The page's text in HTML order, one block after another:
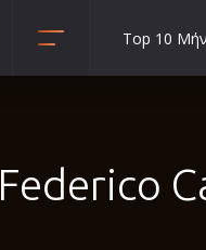
Αισθηματικές
Αισθησιακές
Top 10
Federico